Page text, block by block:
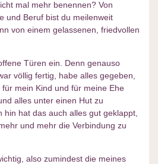
mal mehr benennen? Von
und Beruf bist du meilenweit
von einem gelassenen, friedvollen
Türen ein. Denn genauso
völlig fertig, habe alles gegeben,
mein Kind und für meine Ehe
alles unter einen Hut zu
hin hat das auch alles gut geklappt,
und mehr die Verbindung zu
also zumindest die meines